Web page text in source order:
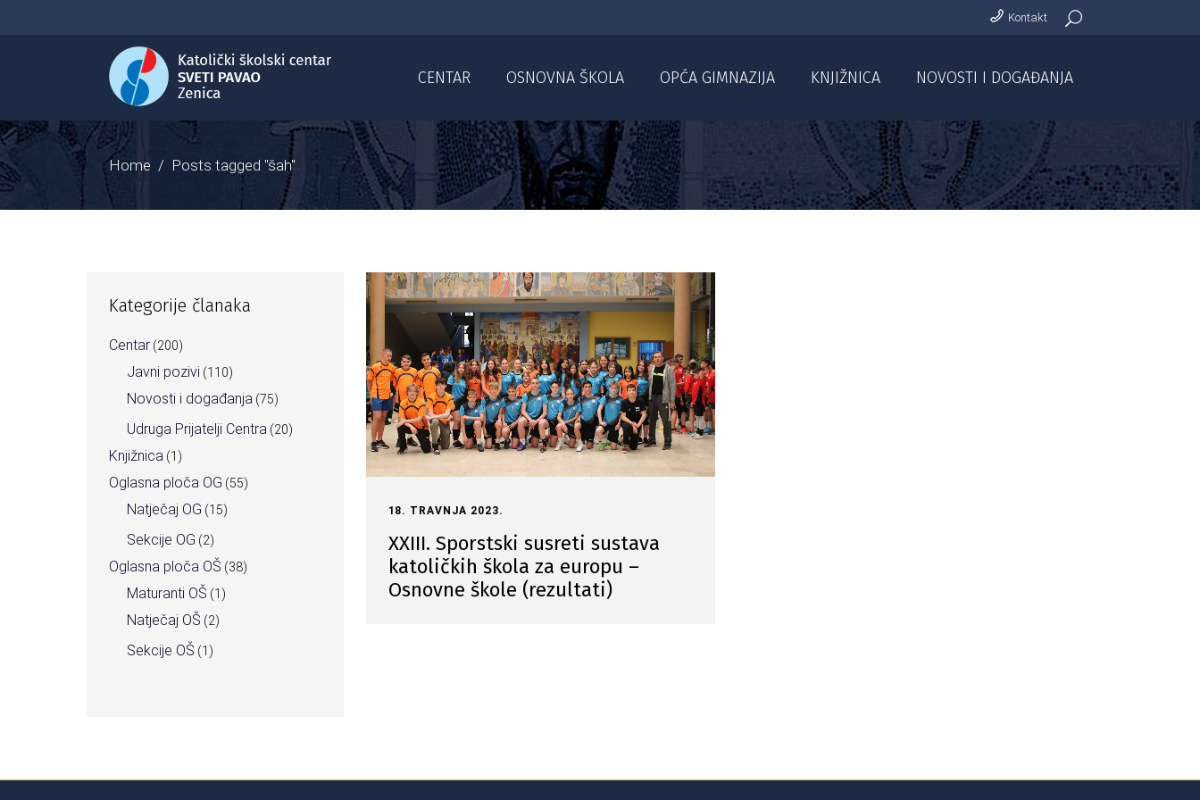
Kontakt
CENTAR OSNOVNA ŠKOLA OPĆA GIMNAZIJA KNJIŽNICA NOVOSTI I DOGAĐANJA
Home / Posts tagged "šah"
18. TRAVNJA 2023.
XXIII. Sporstski susreti sustava
katoličkih škola za europu –
Osnovne škole (rezultati)
Kategorije članaka
Centar (200)
Javni pozivi (110)
Novosti i događanja (75)
Udruga Prijatelji Centra (20)
Knjižnica (1)
Oglasna ploča OG (55)
Natječaj OG (15)
Sekcije OG (2)
Oglasna ploča OŠ (38)
Maturanti OŠ (1)
Natječaj OŠ (2)
Sekcije OŠ (1)